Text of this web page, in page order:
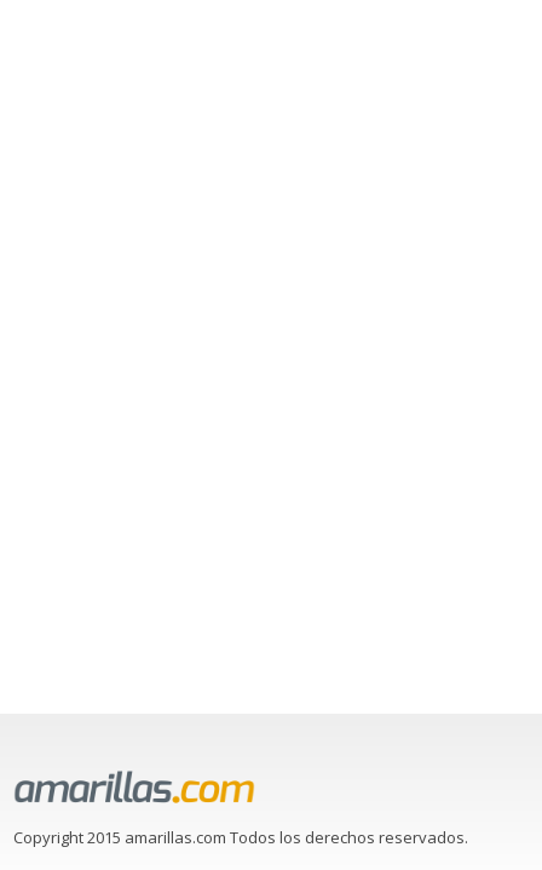
Copyright 2015 amarillas.com Todos los derechos reservados.